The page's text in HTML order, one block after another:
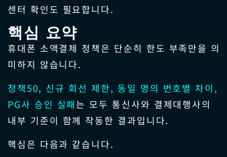
센터 확인도 필요합니다.
핵심 요약
휴대폰 소액결제 정책은 단순히 한도 부족만을 의
미하지 않습니다.
정책50, 신규 회선 제한, 동일 명의 번호별 차이,
PG사 승인 실패는 모두 통신사와 결제대행사의
내부 기준이 함께 작동한 결과입니다.
핵심은 다음과 같습니다.